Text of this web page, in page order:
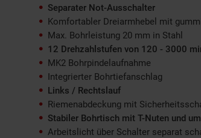
Separater Not-Ausschalter
Komfortabler Dreiarmhebel mit
Max. Bohrleistung 20 mm in Stahl
12 Drehzahlstufen von 120 - 3000
MK2 Bohrpindelaufnahme
Integrierter Bohrtiefanschlag
Links / Rechtslauf
Riemenabdeckung mit
Stabiler Bohrtisch mit T-Nuten und
Arbeitslicht über Schalter separat